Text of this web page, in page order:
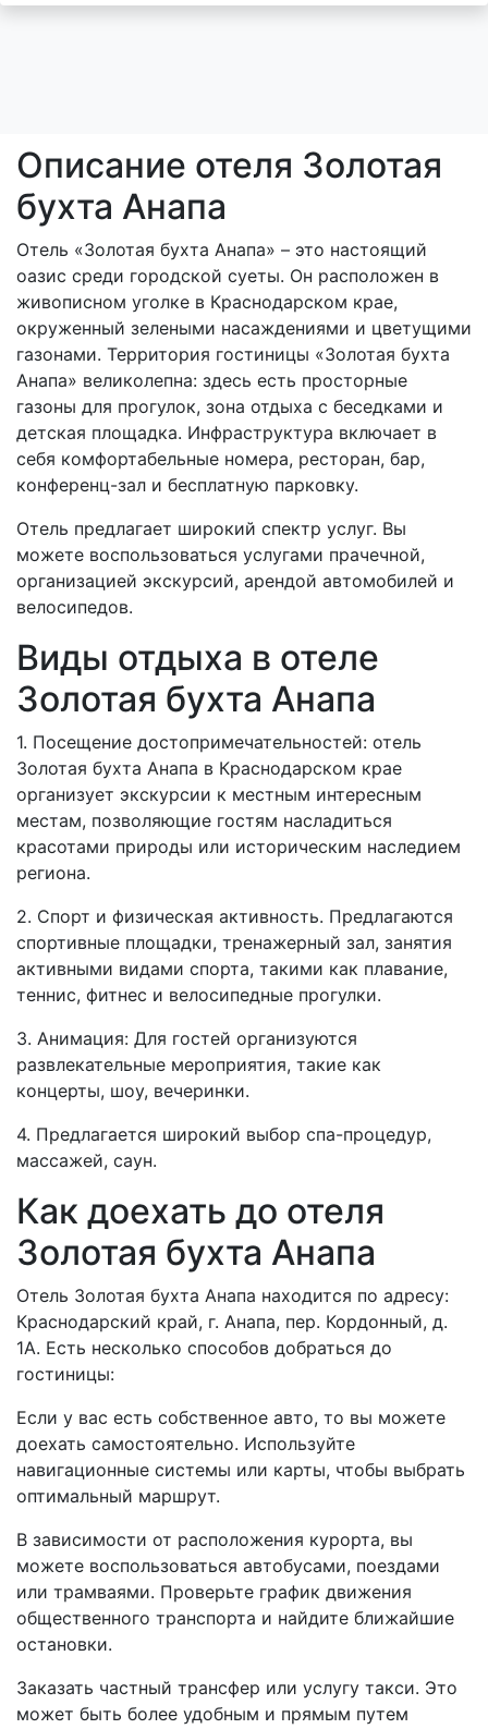
Описание отеля Золотая
бухта Анапа
Отель «Золотая бухта Анапа» – это настоящий
оазис среди городской суеты. Он расположен в
живописном уголке в Краснодарском крае,
окруженный зелеными насаждениями и цветущими
газонами. Территория гостиницы «Золотая бухта
Анапа» великолепна: здесь есть просторные
газоны для прогулок, зона отдыха с беседками и
детская площадка. Инфраструктура включает в
себя комфортабельные номера, ресторан, бар,
конференц-зал и бесплатную парковку.
Отель предлагает широкий спектр услуг. Вы
можете воспользоваться услугами прачечной,
организацией экскурсий, арендой автомобилей и
велосипедов.
Виды отдыха в отеле
Золотая бухта Анапа
1. Посещение достопримечательностей: отель
Золотая бухта Анапа в Краснодарском крае
организует экскурсии к местным интересным
местам, позволяющие гостям насладиться
красотами природы или историческим наследием
региона.
2. Спорт и физическая активность. Предлагаются
спортивные площадки, тренажерный зал, занятия
активными видами спорта, такими как плавание,
теннис, фитнес и велосипедные прогулки.
3. Анимация: Для гостей организуются
развлекательные мероприятия, такие как
концерты, шоу, вечеринки.
4. Предлагается широкий выбор спа-процедур,
массажей, саун.
Как доехать до отеля
Золотая бухта Анапа
Отель Золотая бухта Анапа находится по адресу:
Краснодарский край, г. Анапа, пер. Кордонный, д.
1А. Есть несколько способов добраться до
гостиницы:
Если у вас есть собственное авто, то вы можете
доехать самостоятельно. Используйте
навигационные системы или карты, чтобы выбрать
оптимальный маршрут.
В зависимости от расположения курорта, вы
можете воспользоваться автобусами, поездами
или трамваями. Проверьте график движения
общественного транспорта и найдите ближайшие
остановки.
Заказать частный трансфер или услугу такси. Это
может быть более удобным и прямым путем